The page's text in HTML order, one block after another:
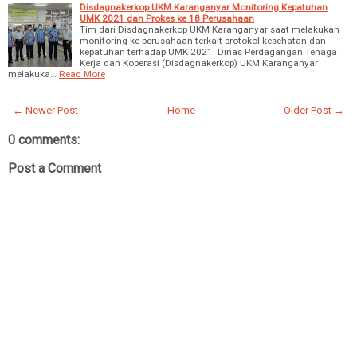
Disdagnakerkop UKM Karanganyar Monitoring Kepatuhan
UMK 2021 dan Prokes ke 18 Perusahaan
Tim dari Disdagnakerkop UKM Karanganyar saat melakukan
monitoring ke perusahaan terkait protokol kesehatan dan
kepatuhan terhadap UMK 2021. Dinas Perdagangan Tenaga
Kerja dan Koperasi (Disdagnakerkop) UKM Karanganyar
melakuka…
Read More
← Newer Post Older Post →
Home
0 comments:
Post a Comment